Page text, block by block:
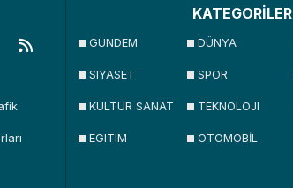
KATEGORİLER
GUNDEM DÜNYA
SIYASET SPOR
KULTUR SANAT TEKNOLOJI
EGITIM OTOMOBİL